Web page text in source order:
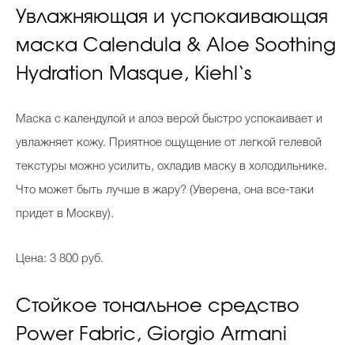
Увлажняющая и успокаивающая
маска Calendula & Aloe Soothing
Hydration Masque, Kiehl‘s
Маска с календулой и алоэ верой быстро успокаивает и
увлажняет кожу. Приятное ощущение от легкой гелевой
текстуры можно усилить, охладив маску в холодильнике.
Что может быть лучше в жару? (Уверена, она все-таки
придет в Москву).
Цена: 3 800 руб.
Стойкое тональное средство
Power Fabric, Giorgio Armani